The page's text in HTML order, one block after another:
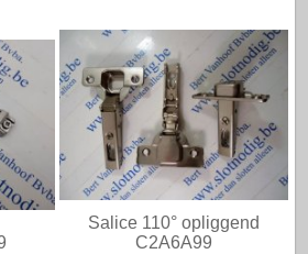
Salice 110° opliggend
C2A6A99